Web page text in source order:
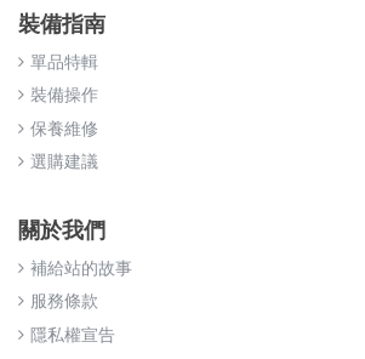
裝備指南
單品特輯
裝備操作
保養維修
選購建議
關於我們
補給站的故事
服務條款
隱私權宣告